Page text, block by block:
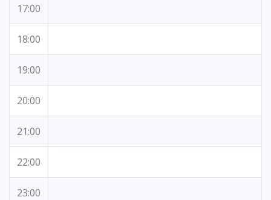
17:00
18:00
19:00
20:00
21:00
22:00
23:00